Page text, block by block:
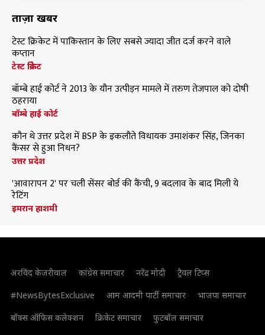
ताज़ा खबरें
टेस्ट क्रिकेट में पाकिस्तान के लिए सबसे ज्यादा जीत दर्ज करने वाले
कप्तान
टेस्ट क्रिकेट
बॉम्बे हाई कोर्ट ने 2013 के यौन उत्पीड़न मामले में तरुण तेजपाल को दोषी
ठहराया
बॉम्बे हाई कोर्ट
कौन थे उत्तर प्रदेश में BSP के इकलौते विधायक उमाशंकर सिंह, जिनका
कैंसर से हुआ निधन?
उत्तर प्रदेश
'आवारापन 2' पर चली सेंसर बोर्ड की कैंची, 9 बदलाव के बाद मिली ये
रेटिंग
इमरान हाशमी
अरविंद केजरीवाल कांग्रेस समाचार नरेंद्र मोदी
ट्रैवल टिप्स
#NewsBytesExclusive
आम आदमी पार्टी समाचार
भाजपा समाचार
बॉक्स ऑफिस कलेक्शन
क्रिकेट समाचार
फुटबॉल समाचार